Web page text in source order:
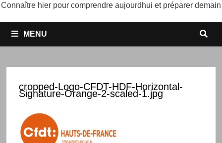
Connaître hier pour comprendre aujourdhui et préparer demain
MENU
cropped-Logo-CFDT-HDF-Horizontal-
Signature-Orange-2-scaled-1.jpg